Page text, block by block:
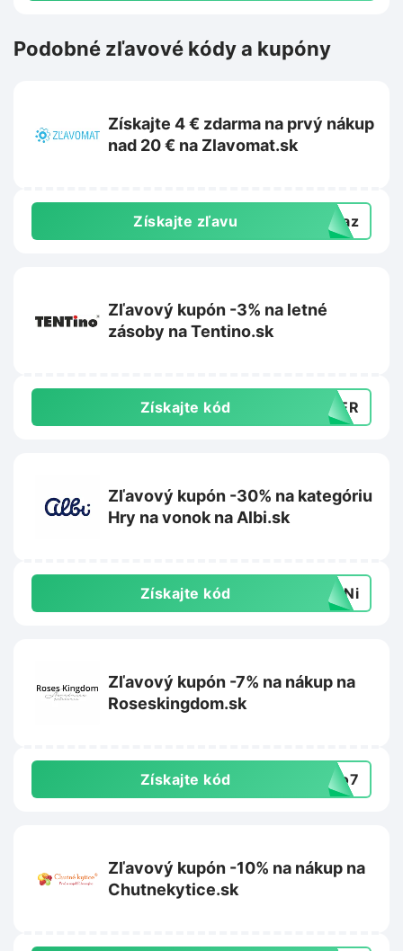
Podobné zľavové kódy a kupóny
Získajte 4 € zdarma na prvý nákup
nad 20 € na Zlavomat.sk
Získajte zľavu dkaz
Zľavový kupón -3% na letné
zásoby na Tentino.sk
Získajte kód MBER
Zľavový kupón -30% na kategóriu
Hry na vonok na Albi.sk
Získajte kód K1Ni
Zľavový kupón -7% na nákup na
Roseskingdom.sk
Získajte kód llo7
Zľavový kupón -10% na nákup na
Chutnekytice.sk